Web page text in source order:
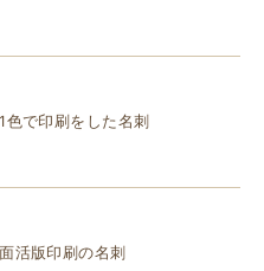
色で印刷をした名刺
活版印刷の名刺